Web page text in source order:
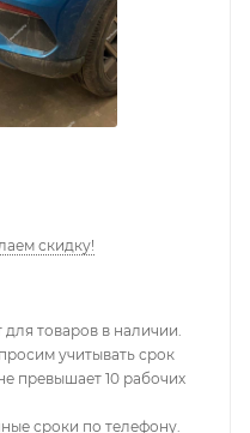
скидку!
товаров в наличии.
учитывать срок
превышает 10 рабочих
сроки по телефону.